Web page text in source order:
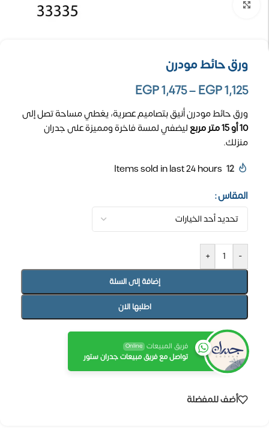
ورق حائط مودرن
EGP1,125
–
EGP1,475
ورق حائط مودرن أنيق بتصاميم عصرية، يغطي مساحة تصل إلى
10 أو 15 متر مربع
ليضفي لمسة فاخرة ومميزة على جدران
منزلك.
12
Items sold in last 24 hours
المقاس
-
+
إضافة إلى السلة
اطلبها الان
فريق المبيعات Online
تواصل مع فريق مبيعات جدران ستور
أضف للمفضلة